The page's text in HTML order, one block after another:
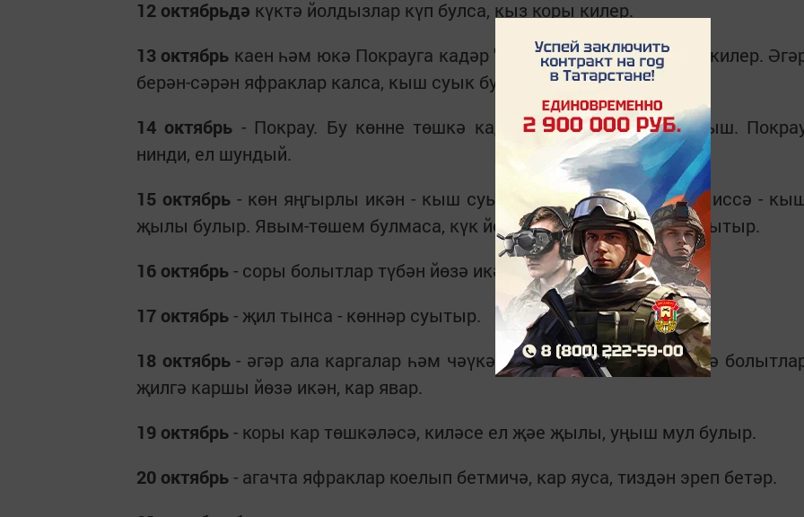
12 октябрьдә күктә йолдызлар күп булса, кыз коры килер.
13 октябрь каен һәм юкә Покрауга кадәр "чишенеп" бетсә, ел уңай килер.
берән-сәрән яфраклар калса, кыш суык булыр.
14 октябрь - Покрау. Бу көнне төшкә кадәр көз, төштән соң - кыш.
нинди, ел шундый.
15 октябрь - көн яңгырлы икән - кыш суык килер. Җил көньяктан иссә -
җылы булыр. Явым-төшем булмаса, күк йөзе чиста икән, тиздән суытыр.
16 октябрь- соры болытлар түбән йөзә икән, көн бозылыр.
17 октябрь- җил тынса - көннәр суытыр.
18 октябрь- әгәр ала каргалар һәм чәүкәләр һавада очып уйный, ә
җилгә каршы йөзә икән, кар явар.
19 октябрь- коры кар төшкәләсә, киләсе ел җәе җылы, уңыш мул булыр.
20 октябрь- агачта яфраклар коелып бетмичә, кар яуса, тиздән эреп бетәр.